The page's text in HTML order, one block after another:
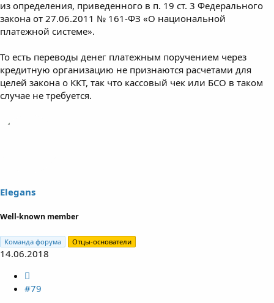
из определения, приведенного в п. 19 ст. 3 Федерального
закона от 27.06.2011 № 161-ФЗ «О национальной
платежной системе».
То есть переводы денег платежным поручением через
кредитную организацию не признаются расчетами для
целей закона о ККТ, так что кассовый чек или БСО в таком
случае не требуется.
Elegans
Well-known member
Команда форума Отцы-основатели
14.06.2018
#79